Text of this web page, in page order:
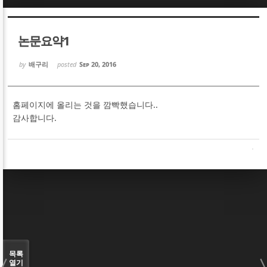
논문요약1
by 배구리 posted Sep 20, 2016
홈페이지에 올리는 것을 깜빡했습니다..
감사합니다.
목록
열기
Sketchbook5, 스케치북5
Sketchbook5, 스케치북5
Sketchbook5, 스케치북5
Sketchbook5, 스케치북5